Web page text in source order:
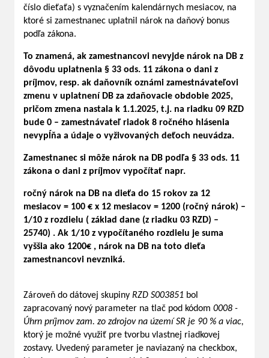
číslo dieťaťa) s vyznačením kalendárnych mesiacov, na
ktoré si zamestnanec uplatnil nárok na daňový bonus
podľa zákona.
To znamená, ak zamestnancovi nevyjde nárok na DB z
dôvodu uplatnenia § 33 ods. 11 zákona o dani z
príjmov, resp. ak daňovník oznámi zamestnávateľovi
zmenu v uplatnení DB za zdaňovacie obdobie 2025,
pričom zmena nastala k 1.1.2025, t.j. na riadku 09 RZD
bude 0 – zamestnávateľ riadok 8 ročného hlásenia
nevypĺňa a údaje o vyživovaných deťoch neuvádza.
Zamestnanec si môže nárok na DB podľa § 33 ods. 11
zákona o dani z príjmov vypočítať napr.
ročný nárok na DB na dieťa do 15 rokov za 12
mesiacov = 100 € x 12 mesiacov = 1200 (ročný nárok) –
1/10 z rozdielu ( základ dane (z riadku 03 RZD) –
25740) . Ak 1/10 z vypočítaného rozdielu je suma
vyššia ako 1200€ , nárok na DB na toto dieťa
zamestnancovi nevzniká.
Zároveň do dátovej skupiny RZD S003851 bol
zapracovaný nový parameter na tlač pod kódom 0008 -
Úhrn príjmov zam. zo zdrojov na území SR je 90 % a viac,
ktorý je možné využiť pre tvorbu vlastnej riadkovej
zostavy. Uvedený parameter je naviazaný na checkbox,